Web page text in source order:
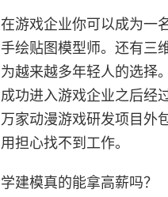
在游戏企业你可以成为一
手绘贴图模型师。还有三
为越来越多年轻人的选择。
成功进入游戏企业之后经
万家动漫游戏研发项目外
用担心找不到工作。
学建模真的能拿高薪吗？